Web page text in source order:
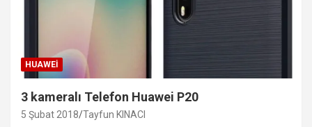
HUAWEI
3 kameralı Telefon Huawei P20
5 Şubat 2018 Tayfun KINACI